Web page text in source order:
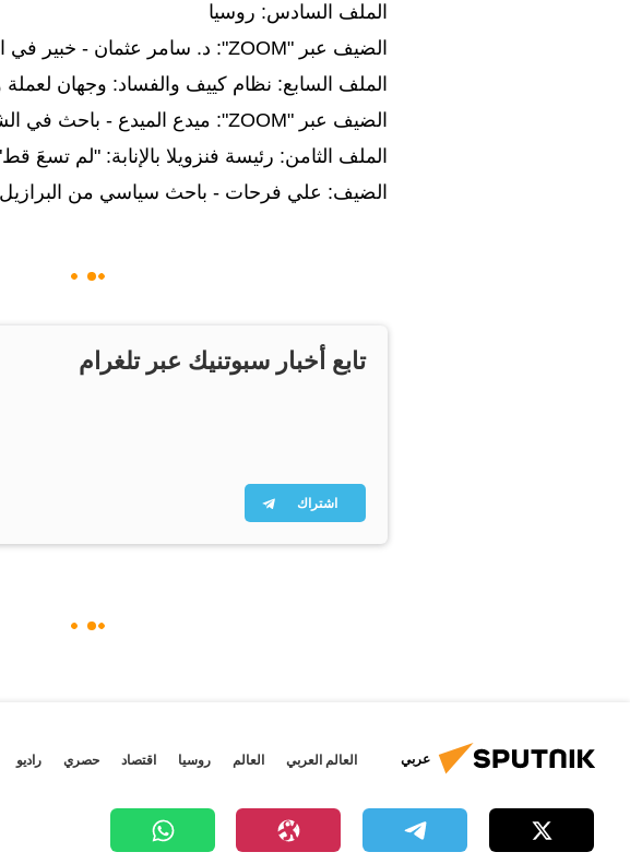
الملف السادس: روسيا
الضيف عبر "ZOOM": د. سامر عثمان - خبير في الشأن الروسي من بيروت
الملف السابع: نظام كييف والفساد: وجهان لعملة
الضيف عبر "ZOOM": ميدع الميدع - باحث في الشأن الروسي من دمشق
الملف الثامن: رئيسة فنزويلا بالإنابة: "لم تسعَ قط"
الضيف: علي فرحات - باحث سياسي من البرازيل
تابع أخبار سبوتنيك عبر تلغرام
اشتراك
عربي العالم العربي العالم روسيا اقتصاد حصري راديو